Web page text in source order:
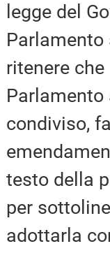
legge del
Parlamento
ritenere
Parlamento
condiviso,
testo della
per
adottarla